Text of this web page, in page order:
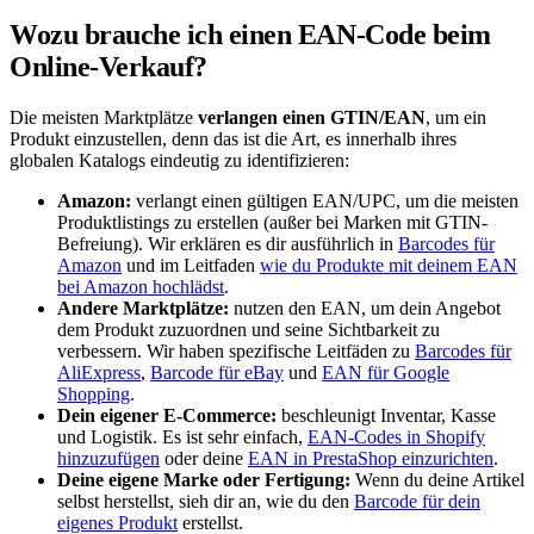
Wozu brauche ich einen EAN-Code beim
Online-Verkauf?
Die meisten Marktplätze verlangen einen GTIN/EAN, um ein
Produkt einzustellen, denn das ist die Art, es innerhalb ihres
globalen Katalogs eindeutig zu identifizieren:
Amazon: verlangt einen gültigen EAN/UPC, um die meisten
Produktlistings zu erstellen (außer bei Marken mit GTIN-
Befreiung). Wir erklären es dir ausführlich in Barcodes für
Amazon und im Leitfaden wie du Produkte mit deinem EAN
bei Amazon hochlädst.
Andere Marktplätze: nutzen den EAN, um dein Angebot
dem Produkt zuzuordnen und seine Sichtbarkeit zu
verbessern. Wir haben spezifische Leitfäden zu Barcodes für
AliExpress, Barcode für eBay und EAN für Google
Shopping.
Dein eigener E-Commerce: beschleunigt Inventar, Kasse
und Logistik. Es ist sehr einfach, EAN-Codes in Shopify
hinzuzufügen oder deine EAN in PrestaShop einzurichten.
Deine eigene Marke oder Fertigung: Wenn du deine Artikel
selbst herstellst, sieh dir an, wie du den Barcode für dein
eigenes Produkt erstellst.